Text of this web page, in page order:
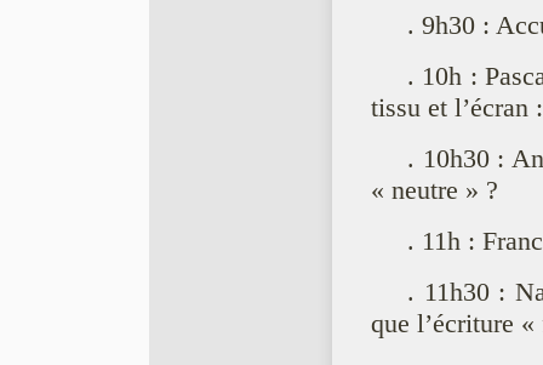
. 9h30 :
. 10h :
tissu et l’écran
. 10h30 :
« neutre » ?
. 11h :
. 11h30 :
que l’écriture